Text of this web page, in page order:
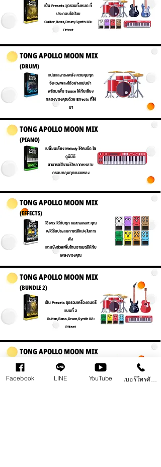
Button
เป็น Presets ชุดรวมทั้งหมด ที่
ประกอบไปด้วย
Guitar,Bass,Drum,Synth และ
Effect
Button
TONG APOLLO MOON MIX
(ฺDRUM)
แน่นและทรงพลัง ควบคุมทุก
จังหวะเพลงได้อย่างแม่นยำ
พร้อมเพิ่ม Space ให้กับเสียง
กลองของคุณด้วย Effects ที่ให้
มา
Button
TONG APOLLO MOON MIX
(ฺPIANO)
เปลี่ยนเสียง Melody ให้คมชัด ใส
ดูมีมิติ
สามารถใช้งานได้หลากหหลาย
ครอบคลุมทุกแนวเพลง
Button
TONG APOLLO MOON MIX
(ฺEFFECTS)
ใช้ Mix ได้กับทุก Instrument คุณ
จะได้รับประสบการณ์ใหม่ๆในการ
ฟัง
แถมยังช่วยเพิ่มโทนอารมณ์ให้กับ
เพลงของคุณ
Button
TONG APOLLO MOON MIX
(ฺBUNDLE 2)
เป็น Presets ชุดรวมเครื่องดนตรี
แบบที่ 2
Guitar,Bass,Drum,Synth และ
Effect
Button
TONG APOLLO MOON MIX
(ฺBUNDLE 1)
แบบที่ 1
Facebook LINE YouTube